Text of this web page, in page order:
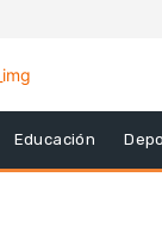
Educación